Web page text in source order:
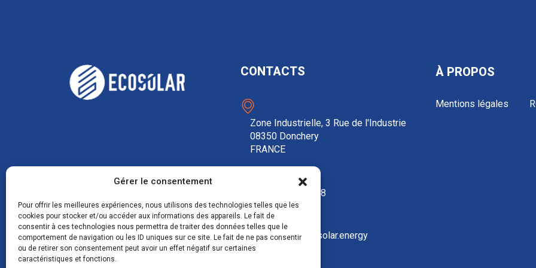
Gérer le consentement
Pour offrir les meilleures expériences, nous utilisons des technologies telles que les
cookies pour stocker et/ou accéder aux informations des appareils. Le fait de
consentir à ces technologies nous permettra de traiter des données telles que le
comportement de navigation ou les ID uniques sur ce site. Le fait de ne pas consentir
ou de retirer son consentement peut avoir un effet négatif sur certaines
caractéristiques et fonctions.
CONTACTS
Zone Industrielle, 3 Rue de l'Industrie
08350 Donchery
FRANCE
03 52 72 97 88
contact@ecosolar.energy
À PROPOS
Mentions légales